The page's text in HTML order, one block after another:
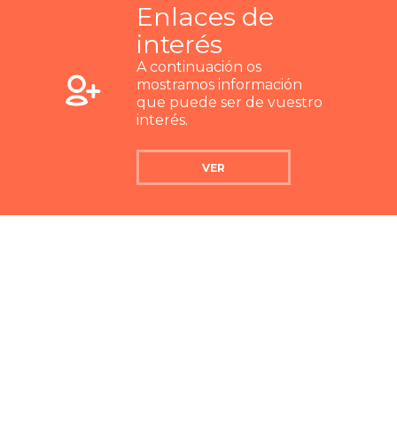
Enlaces de
interés
A continuación os
mostramos información
que puede ser de vuestro
interés.
VER